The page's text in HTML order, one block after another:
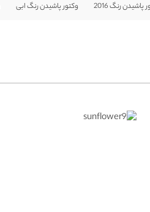
پاشیدن رنگ 2016 وکتور پاشیدن رنگ ابی